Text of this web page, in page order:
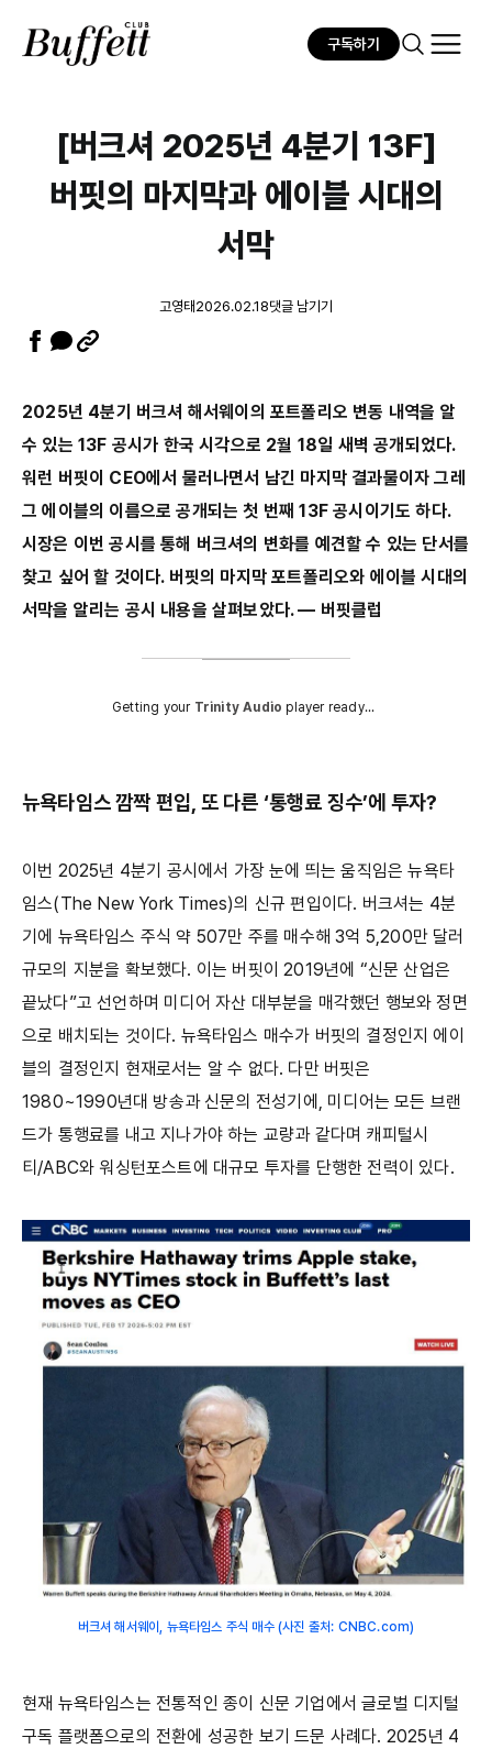
구독하기
[버크셔 2025년 4분기 13F]
버핏의 마지막과 에이블 시대의
서막
고영태 2026.02.18댓글 남기기
2025년 4분기 버크셔 해서웨이의 포트폴리오 변동 내역을 알
수 있는 13F 공시가 한국 시각으로 2월 18일 새벽 공개되었다.
워런 버핏이 CEO에서 물러나면서 남긴 마지막 결과물이자 그레
그 에이블의 이름으로 공개되는 첫 번째 13F 공시이기도 하다.
시장은 이번 공시를 통해 버크셔의 변화를 예견할 수 있는 단서를
찾고 싶어 할 것이다. 버핏의 마지막 포트폴리오와 에이블 시대의
서막을 알리는 공시 내용을 살펴보았다. ― 버핏클럽
Getting your Trinity Audio player ready...
뉴욕타임스 깜짝 편입, 또 다른 ‘통행료 징수’에 투자?
이번 2025년 4분기 공시에서 가장 눈에 띄는 움직임은 뉴욕타
임스(The New York Times)의 신규 편입이다. 버크셔는 4분
기에 뉴욕타임스 주식 약 507만 주를 매수해 3억 5,200만 달러
규모의 지분을 확보했다. 이는 버핏이 2019년에 “신문 산업은
끝났다”고 선언하며 미디어 자산 대부분을 매각했던 행보와 정면
으로 배치되는 것이다. 뉴욕타임스 매수가 버핏의 결정인지 에이
블의 결정인지 현재로서는 알 수 없다. 다만 버핏은
1980~1990년대 방송과 신문의 전성기에, 미디어는 모든 브랜
드가 통행료를 내고 지나가야 하는 교량과 같다며 캐피털시
티/ABC와 워싱턴포스트에 대규모 투자를 단행한 전력이 있다.
버크셔 해서웨이, 뉴욕타임스 주식 매수 (사진 출처: CNBC.com)
현재 뉴욕타임스는 전통적인 종이 신문 기업에서 글로벌 디지털
구독 플랫폼으로의 전환에 성공한 보기 드문 사례다. 2025년 4